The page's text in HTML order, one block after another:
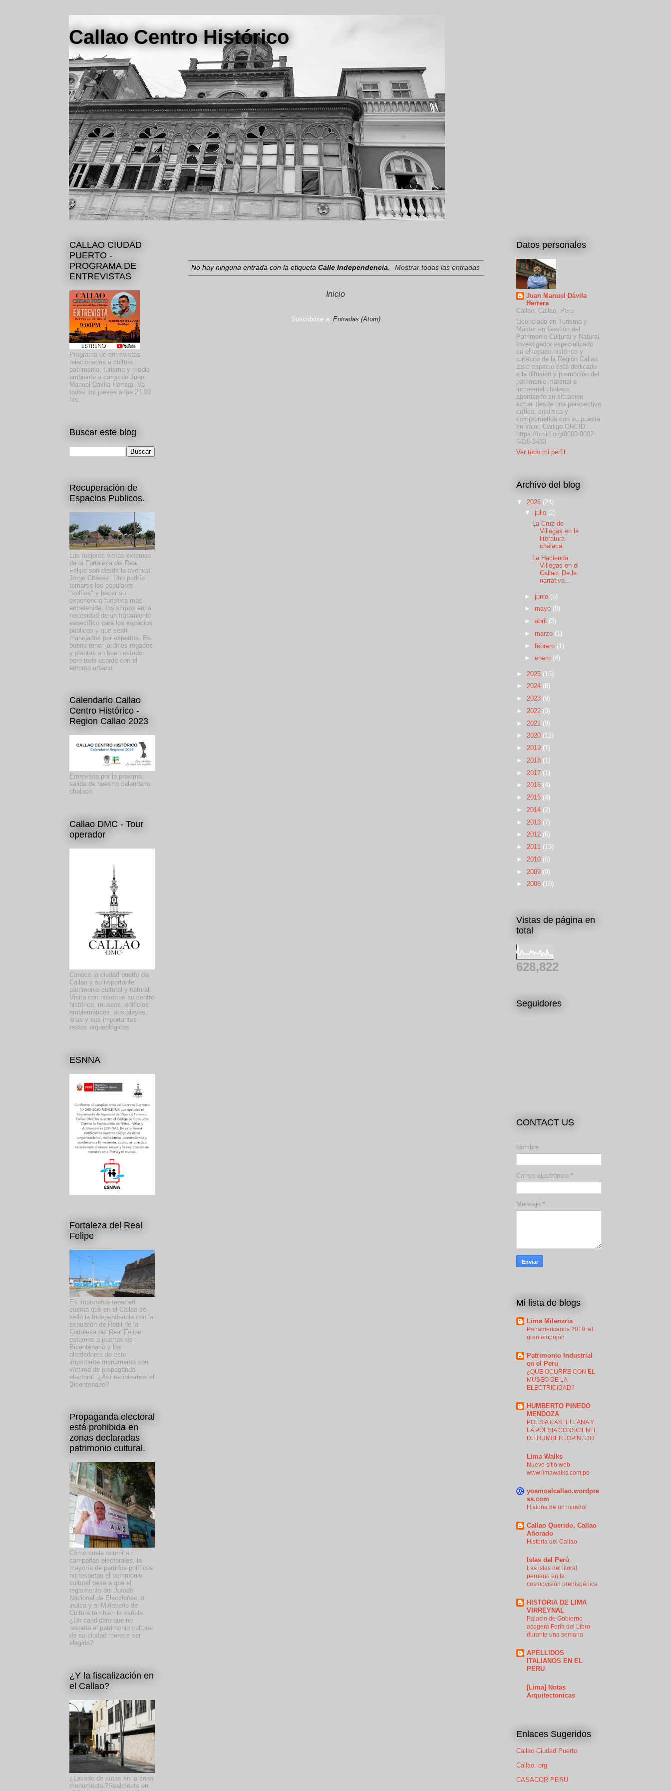
Callao Centro Histórico
No hay ninguna entrada con la etiquetaCalle Independencia. Mostrar todas las entradas
Inicio
Suscribirse a: Entradas (Atom)
CALLAO CIUDAD
PUERTO -
PROGRAMA DE
ENTREVISTAS
Programa de entrevistas
relacionados a cultura,
patrimonio, turismo y medio
ambiente a cargo de Juan
Manuel Dávila Herrera. Va
todos los jueves a las 21:00
hrs.
Buscar este blog
Recuperación de
Espacios Publicos.
Las mejores vistas externas
de la Fortaleza del Real
Felipe son desde la avenida
Jorge Chávez. Uno podría
tomarse los populares
"selfies" y hacer su
experiencia turística más
entretenida. Insistimos en la
necesidad de un tratamiento
específico para los espacios
públicos y que sean
manejados por expertos. Es
bueno tener jardines regados
y plantas en buen estado
pero todo acordé con el
entorno urbano.
Calendario Callao
Centro Histórico -
Region Callao 2023
Entrevista por la proxima
salida de nuestro calendario
chalaco.
Callao DMC - Tour
operador
Conoce la ciudad puerto del
Callao y su importante
patrimonio cultural y natural.
Visita con nosotros su centro
histórico, museos, edificios
emblemáticos, sus playas,
islas y sus importantes
restos arqueológicos.
ESNNA
Fortaleza del Real
Felipe
Es importante tener en
cuenta que en el Callao se
selló la Independencia con la
expulsión de Rodil de la
Fortaleza del Real Felipe,
estamos a puertas del
Bicentenario y los
alrededores de este
importante monumento son
víctima de propaganda
electoral. ¿Así recibiremos el
Bicentenario?
Propaganda electoral
está prohibida en
zonas declaradas
patrimonio cultural.
Como suele ocurrir en
campañas electorales, la
mayoría de partidos políticos
no respetan el patrimonio
cultural pese a que el
reglamento del Jurado
Nacional de Elecciones lo
indica y el Ministerio de
Cultura tambien lo señala.
¿Un candidato que no
respeta el patrimonio cultural
de su ciudad merece ser
elegido?
¿Y la fiscalización en
el Callao?
¿Lavado de autos en la zona
monumental?Realmente en
Datos personales
Juan Manuel Dávila
Herrera
Callao, Callao, Peru
Licenciado en Turismo y
Máster en Gestión del
Patrimonio Cultural y Natural.
Investigador especializado
en el legado histórico y
turístico de la Región Callao.
Este espacio está dedicado
a la difusión y promoción del
patrimonio material e
inmaterial chalaco,
abordando su situación
actual desde una perspectiva
crítica, analítica y
comprometida con su puesta
en valor. Código ORCID:
https://orcid.org/0000-0002-
6435-3433
Ver todo mi perfil
Archivo del blog
▼ 2026 (24)
▼ julio (2)
La Cruz de
Villegas en la
literatura
chalaca.
La Hacienda
Villegas en el
Callao: De la
narrativa...
► junio (5)
► mayo (8)
► abril (3)
► marzo (1)
► febrero (1)
► enero (4)
► 2025 (16)
► 2024 (8)
► 2023 (9)
► 2022 (3)
► 2021 (9)
► 2020 (12)
► 2019 (7)
► 2018 (1)
► 2017 (1)
► 2016 (4)
► 2015 (4)
► 2014 (2)
► 2013 (7)
► 2012 (6)
► 2011 (13)
► 2010 (6)
► 2009 (9)
► 2008 (10)
Vistas de página en
total
628,822
Seguidores
CONTACT US
Nombre
Correo electrónico *
Mensaje *
Mi lista de blogs
Lima Milenaria
Panamericanos 2019: el
gran empujón
Patrimonio Industrial
en el Peru
¿QUE OCURRE CON EL
MUSEO DE LA
ELECTRICIDAD?
HUMBERTO PINEDO
MENDOZA
POESIA CASTELLANA Y
LA POESIA CONSCIENTE
DE HUMBERTOPINEDO
Lima Walks
Nuevo sitio web
www.limawalks.com.pe
yoamoalcallao.wordpre
ss.com
Historia de un mirador
Callao Querido, Callao
Añorado
Historia del Callao
Islas del Perú
Las islas del litoral
peruano en la
cosmovisión prehispánica
HISTORIA DE LIMA
VIRREYNAL
Palacio de Gobierno
acogerá Feria del Libro
durante una semana
APELLIDOS
ITALIANOS EN EL
PERU
[Lima] Notas
Arquitectonicas
Enlaces Sugeridos
Callao Ciudad Puerto
Callao. org
CASACOR PERU